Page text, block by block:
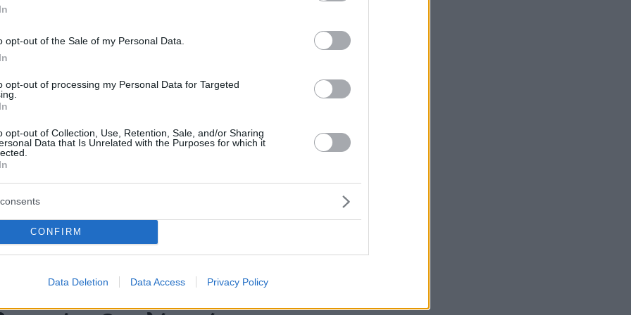
opt-out of the Sale of my Personal Data.
opt-out of processing my Personal Data for Targeted
opt-out of Collection, Use, Retention, Sale, and/or Sharing
Data that Is Unrelated with the Purposes for which it
CONFIRM
Data Deletion Data Access Privacy Policy
που συμμετείχαν στη δοκιμή εμφάνισαν επιτυχή
ανοσολογική απόκριση
Μια υπερδραστήρια
ένοχη για το 75% των
– Η ανακάλυψη που
να οδηγήσει σε νέες θεραπείες
το Πανεπιστήμιο της Καλιφόρνια στο Riverside
ότι έχουν πλέον στα χέρια τους «ένα από τα ιερά
της ανάπτυξης φαρμάκων κατά του καρκίνου»